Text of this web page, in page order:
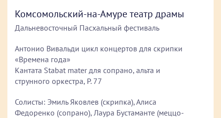
Комсомольский-на-Амуре театр драмы
Дальневосточный Пасхальный фестиваль
Антонио Вивальди цикл концертов для скрипки
«Времена года»
Кантата Stabat mater для сопрано, альта и
струнного оркестра, P. 77
Солисты: Эмиль Яковлев (скрипка), Алиса
Федоренко (сопрано), Лаура Бустаманте (меццо-